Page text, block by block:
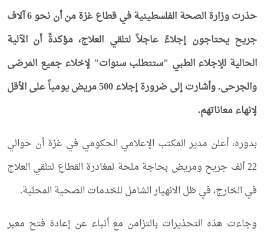
حذرت وزارة الصحة الفلسطينية في قطاع غزة من أن نحو 6 آلاف
جريح يحتاجون إجلاءً عاجلاً لتلقي العلاج، مؤكدةً أن الآلية
الحالية للإجلاء الطبي "ستتطلب سنوات" لإخلاء جميع المرضى
والجرحى. وأشارت إلى ضرورة إجلاء 500 مريض يومياً على الأقل
لإنهاء معاناتهم.
بدوره، أعلن مدير المكتب الإعلامي الحكومي في غزة أن حوالي
22 ألف جريح ومريض بحاجة ملحة لمغادرة القطاع لتلقي العلاج
في الخارج، في ظل الانهيار الشامل للخدمات الصحية المحلية.
وجاءت هذه التحذيرات بالتزامن مع أنباء عن إعادة فتح معبر